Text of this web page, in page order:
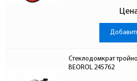
Стеклодомкрат
BEOROL 245762